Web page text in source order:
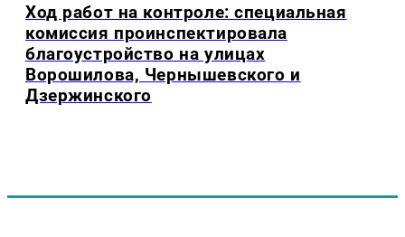
Ход работ на контроле: специальная
комиссия проинспектировала
благоустройство на улицах
Ворошилова, Чернышевского и
Дзержинского